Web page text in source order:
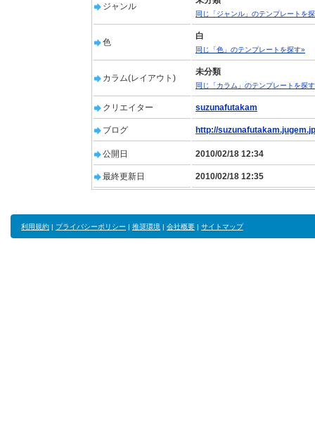
ジャンル
同じ「ジャンル」のテンプレートを
色
白
同じ「色」のテンプレートを探す»
カラム(レイアウト)
未分類
同じ「カラム」のテンプレートを探
クリエイター suzunafutakam
ブログ http://
公開日 2010/02/18 12:34
最終更新日 2010/02/18 12:35
利用規約 | プライバシーポリシー | 推奨環境 | 会社概要 | サイトマップ